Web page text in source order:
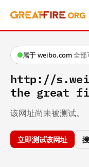
属于 weibo.com·全部
http://
the great
该网址尚未被测试。
立即测试该网址